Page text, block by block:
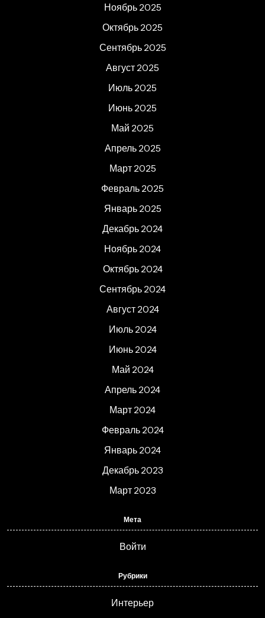
Ноябрь 2025
Октябрь 2025
Сентябрь 2025
Август 2025
Июль 2025
Июнь 2025
Май 2025
Апрель 2025
Март 2025
Февраль 2025
Январь 2025
Декабрь 2024
Ноябрь 2024
Октябрь 2024
Сентябрь 2024
Август 2024
Июль 2024
Июнь 2024
Май 2024
Апрель 2024
Март 2024
Февраль 2024
Январь 2024
Декабрь 2023
Март 2023
Мета
Войти
Рубрики
Интерьер